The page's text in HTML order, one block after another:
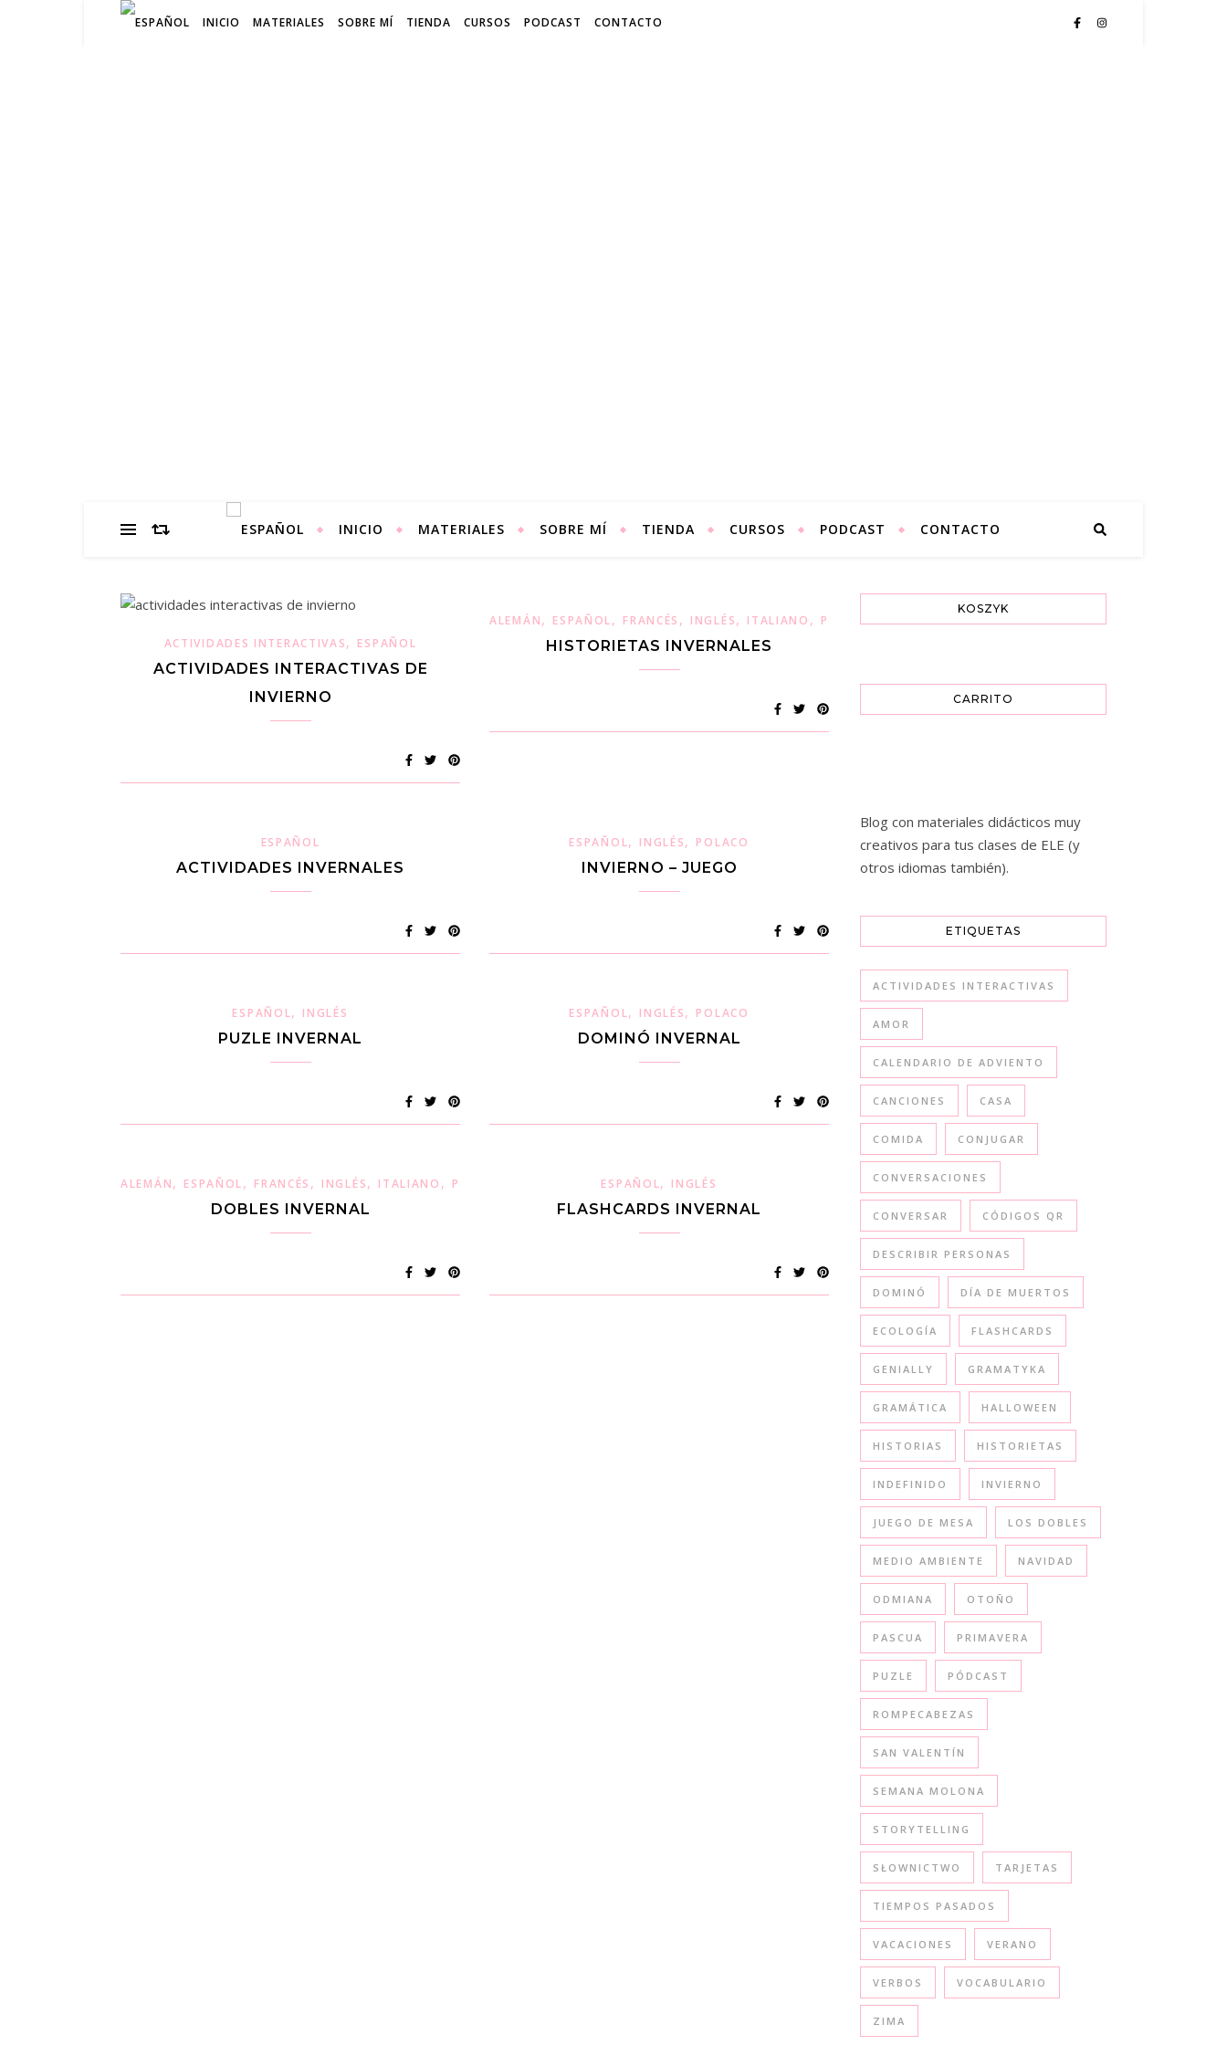
INICIO MATERIALES SOBRE MÍ TIENDA CURSOS PODCAST CONTACTO
INICIO MATERIALES SOBRE MÍ TIENDA CURSOS PODCAST CONTACTO
ACTIVIDADES INTERACTIVAS, ESPAÑOL
ACTIVIDADES INTERACTIVAS DE
INVIERNO
ALEMÁN, ESPAÑOL, FRANCÉS , INGLÉS, ITALIANO , POLACO
HISTORIETAS INVERNALES
ESPAÑOL
ACTIVIDADES INVERNALES
ESPAÑOL, INGLÉS, POLACO
INVIERNO – JUEGO
ESPAÑOL, INGLÉS
PUZLE INVERNAL
ESPAÑOL, INGLÉS, POLACO
DOMINÓ INVERNAL
ALEMÁN, ESPAÑOL, FRANCÉS , INGLÉS, ITALIANO , POLACO
DOBLES INVERNAL
ESPAÑOL, INGLÉS
FLASHCARDS INVERNAL
KOSZYK
CARRITO
Blog con materiales didácticos muy
creativos para tus clases de ELE (y
otros idiomas también).
ETIQUETAS
ACTIVIDADES INTERACTIVAS
AMOR
CALENDARIO DE ADVIENTO
CANCIONES CASA
COMIDA CONJUGAR
CONVERSACIONES
CONVERSAR CÓDIGOS QR
DESCRIBIR PERSONAS
DOMINÓ DÍA DE MUERTOS
ECOLOGÍA FLASHCARDS
GENIALLY GRAMATYKA
GRAMÁTICA HALLOWEEN
HISTORIAS HISTORIETAS
INDEFINIDO INVIERNO
JUEGO DE MESA LOS DOBLES
MEDIO AMBIENTE NAVIDAD
ODMIANA OTOÑO
PASCUA PRIMAVERA
PUZLE PÓDCAST
ROMPECABEZAS
SAN VALENTÍN
SEMANA MOLONA
STORYTELLING
SŁOWNICTWO TARJETAS
TIEMPOS PASADOS
VACACIONES VERANO
VERBOS VOCABULARIO
ZIMA